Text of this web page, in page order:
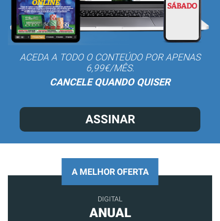
ACEDA A TODO O CONTEÚDO POR APENAS
6,99€/MÊS.
CANCELE QUANDO QUISER
ASSINAR
A MELHOR OFERTA
DIGITAL
ANUAL